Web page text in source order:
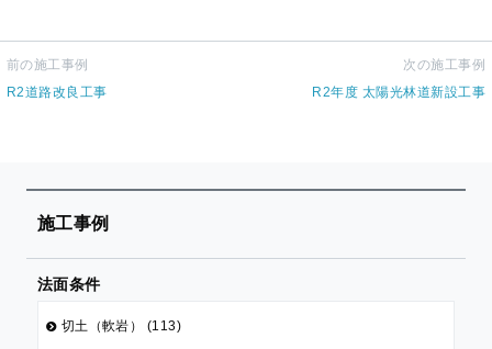
前の施工事例
R2道路改良工事
次の施工事例
R2年度 太陽光林道新設工事
施工事例
法面条件
切土（軟岩） (113)